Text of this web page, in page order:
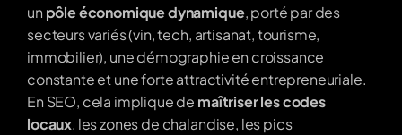
un pôle économique dynamique, porté par des
secteurs variés (vin, tech, artisanat, tourisme,
immobilier), une démographie en croissance
constante et une forte attractivité entrepreneuriale.
En SEO, cela implique de maîtriser les codes
locaux, les zones de chalandise, les pics